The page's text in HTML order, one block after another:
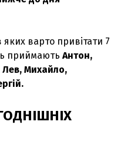
варто привітати 7
приймають Антон,
Лев, Михайло,